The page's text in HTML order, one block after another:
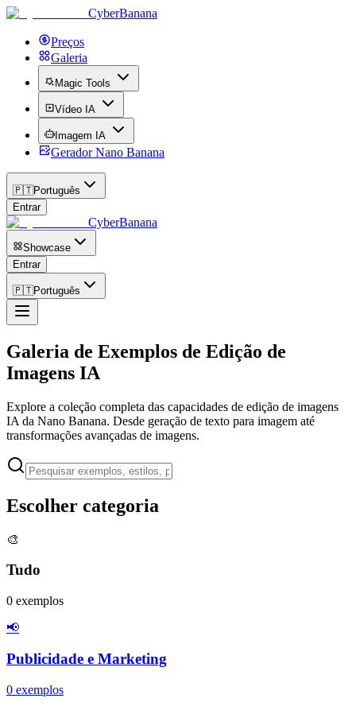
CyberBanana
Preços
Galeria
Magic Tools
Vídeo IA
Imagem IA
Gerador Nano Banana
🇵🇹Português
Entrar
CyberBanana
Showcase
Entrar
🇵🇹Português
Galeria de Exemplos de Edição de
Imagens IA
Explore a coleção completa das capacidades de edição de imagens
IA da Nano Banana. Desde geração de texto para imagem até
transformações avançadas de imagens.
Escolher categoria
🎨
Tudo
0 exemplos
📢
Publicidade e Marketing
0 exemplos